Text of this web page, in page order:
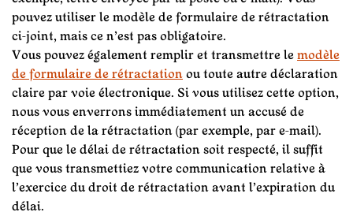
pouvez utiliser le modèle de formulaire de rétractation
ci-joint, mais ce n’est pas obligatoire.
Vous pouvez également remplir et transmettre le modèle
de formulaire de rétractation ou toute autre déclaration
claire par voie électronique. Si vous utilisez cette option,
nous vous enverrons immédiatement un accusé de
réception de la rétractation (par exemple, par e-mail).
Pour que le délai de rétractation soit respecté, il suffit
que vous transmettiez votre communication relative à
l’exercice du droit de rétractation avant l’expiration du
délai.